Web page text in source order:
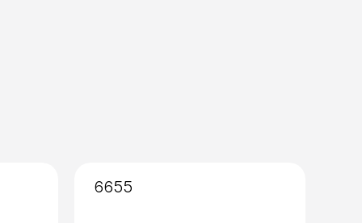
6655